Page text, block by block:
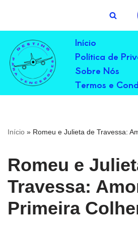
para
o
conteúdo
Início
Política de
Sobre Nós
Termos e
Início » Romeu e Julieta de Travessa:
Romeu e
Travessa:
Primeira